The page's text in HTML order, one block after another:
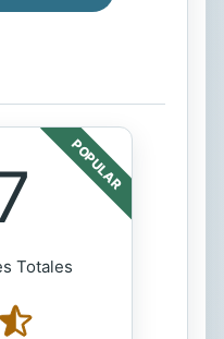
POPULAR
Totales